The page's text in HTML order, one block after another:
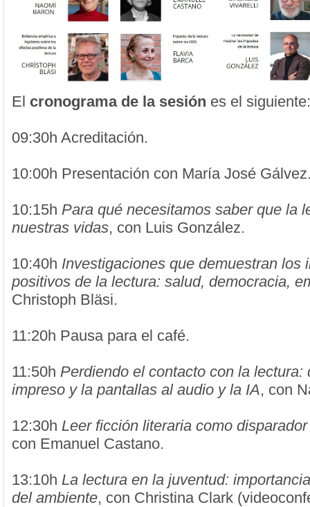
El cronograma de la sesión es el siguiente:
09:30h Acreditación.
10:00h Presentación con María José
10:15h Para qué necesitamos saber que la
nuestras vidas, con Luis González.
10:40h Investigaciones que demuestran los
positivos de la lectura: salud, democracia,
Christoph Bläsi.
11:20h Pausa para el café.
11:50h Perdiendo el contacto con la lectura:
impreso y la pantallas al audio y la IA, con
12:30h Leer ficción literaria como
con Emanuel Castano.
13:10h La lectura en la juventud:
del ambiente, con Christina Clark